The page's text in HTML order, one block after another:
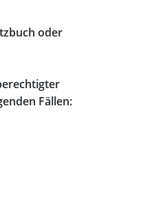
oder
Fällen: